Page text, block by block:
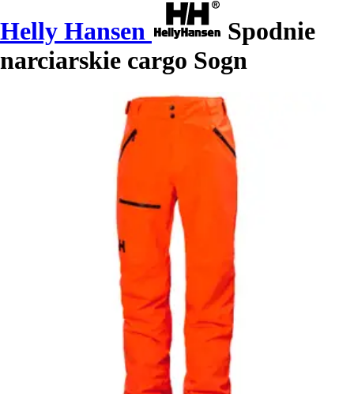
Helly Hansen
Spodnie
narciarskie cargo Sogn